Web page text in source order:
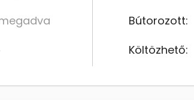
Bútorozott:
Költözhető: